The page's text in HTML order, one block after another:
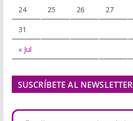
24 25 26 27
31
« Jul
SUSCRÍBETE AL NEWSLETTER
Escribe tu correo electrónico…